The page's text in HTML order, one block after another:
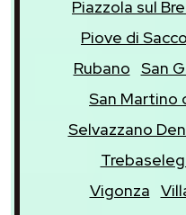
Piazzola sul
Piove di Sacco
Rubano San
San Martino
Selvazzano
Vigonza